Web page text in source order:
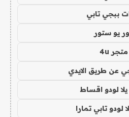
ببجي تابي
يو ستور
متجر 4u
عن طريق الايدي
لودو اقساط
لودو تابي تمارا